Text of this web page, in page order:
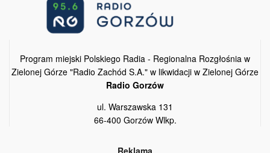
Program miejski Polskiego Radia - Regionalna Rozgłośnia w
Zielonej Górze "Radio Zachód S.A." w likwidacji w Zielonej Górze
Radio Gorzów
ul. Warszawska 131
66-400 Gorzów Wlkp.